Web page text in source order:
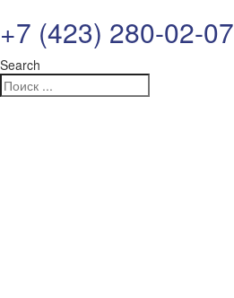
+7 (423) 280-02-07
Search